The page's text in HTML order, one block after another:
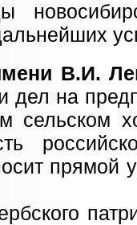
В.И.
дел на
сельском
прямой